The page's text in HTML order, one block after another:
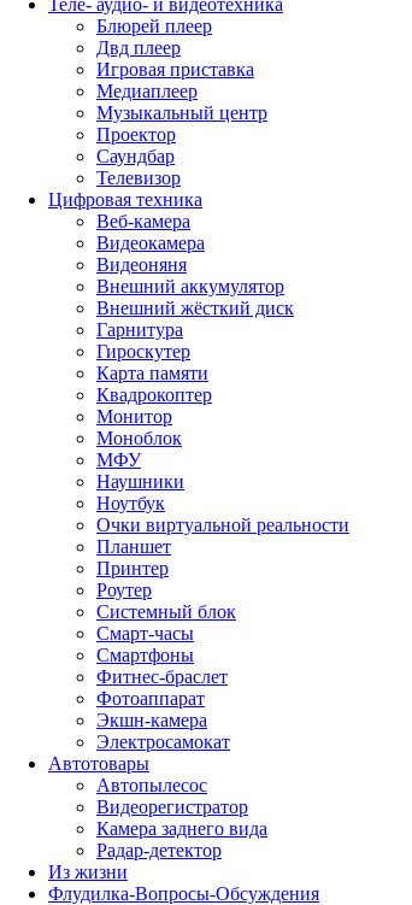
Теле- аудио- и видеотехника
Блюрей плеер
Двд плеер
Игровая приставка
Медиаплеер
Музыкальный центр
Проектор
Саундбар
Телевизор
Цифровая техника
Веб-камера
Видеокамера
Видеоняня
Внешний аккумулятор
Внешний жёсткий диск
Гарнитура
Гироскутер
Карта памяти
Квадрокоптер
Монитор
Моноблок
МФУ
Наушники
Ноутбук
Очки виртуальной реальности
Планшет
Принтер
Роутер
Системный блок
Смарт-часы
Смартфоны
Фитнес-браслет
Фотоаппарат
Экшн-камера
Электросамокат
Автотовары
Автопылесос
Видеорегистратор
Камера заднего вида
Радар-детектор
Из жизни
Флудилка-Вопросы-Обсуждения